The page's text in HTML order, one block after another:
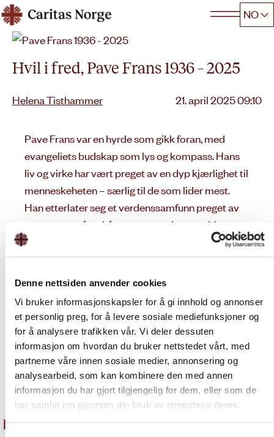
Denne nettsiden anvender cookies
Vi bruker informasjonskapsler for å gi innhold og annonser
et personlig preg, for å levere sosiale mediefunksjoner og
for å analysere trafikken vår. Vi deler dessuten
informasjon om hvordan du bruker nettstedet vårt, med
partnerne våre innen sosiale medier, annonsering og
analysearbeid, som kan kombinere den med annen
informasjon du har gjort tilgjengelig for dem, eller som de
har samlet inn gjennom din bruk av tjenestene deres.
Hopp
til
innhold
Caritas
NO
Hvil i fred, Pave Frans 1936 – 2025
Helena Tisthammer
Lagt
på
21. april 2025 09:10
Pave Frans var en hyrde som gikk foran, med
evangeliets budskap som lys og kompass. Hans
liv og virke har vært preget av en dyp kjærlighet til
menneskeheten – særligtil de som lider mest.
Han etterlater seg et verdenssamfunn preget av
uro, men også av håp – næret av hans ord, hans
handlinger og hans tro på at fred og brorskap er
mulig.
Må han hvile i fred – og må hans livsverk inspirere
til fortsatt arbeid for fred, rettferdighet og
forsoning.